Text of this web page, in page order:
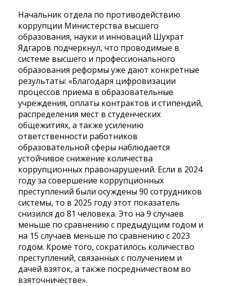
Начальник отдела по противодействию
коррупции Министерства высшего
образования, науки и инноваций Шухрат
Ядгаров подчеркнул, что проводимые в
системе высшего и профессионального
образования реформы уже дают конкретные
результаты: «Благодаря цифровизации
процессов приема в образовательные
учреждения, оплаты контрактов и стипендий,
распределения мест в студенческих
общежитиях, а также усилению
ответственности работников
образовательной сферы наблюдается
устойчивое снижение количества
коррупционных правонарушений. Если в 2024
году за совершение коррупционных
преступлений были осуждены 90 сотрудников
системы, то в 2025 году этот показатель
снизился до 81 человека. Это на 9 случаев
меньше по сравнению с предыдущим годом и
на 15 случаев меньше по сравнению с 2023
годом. Кроме того, сократилось количество
преступлений, связанных с получением и
дачей взяток, а также посредничеством во
взяточничестве».